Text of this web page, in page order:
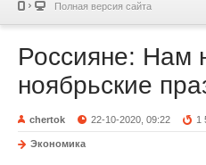
Полная версия сайта
Россияне: Нам
ноябрьские
chertok 22-10-2020, 09:22 1
Экономика